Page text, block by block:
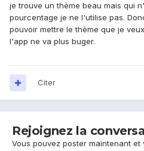
je trouve un thème beau mais qui
pourcentage je ne l'utilise pas.
pouvoir mettre le thème que je
l'app ne va plus buger.
Citer
Rejoignez la
Vous pouvez poster maintenant et